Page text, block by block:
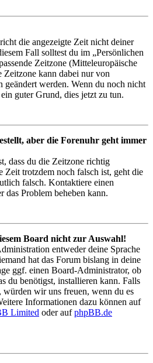
die angezeigte Zeit nicht deiner
Fall solltest du im „Persönlichen
Zeitzone (Mitteleuropäische
Zeitzone kann dabei nur von
geändert werden. Wenn du noch nicht
guter Grund, dies jetzt zu tun.
aber die Forenuhr geht immer
dass du die Zeitzone richtig
Zeit trotzdem noch falsch ist, geht die
falsch. Kontaktiere einen
das Problem beheben kann.
Board nicht zur Auswahl!
entweder deine Sprache
hat das Forum bislang in deine
ggf. einen Board-Administrator, ob
du benötigst, installieren kann. Falls
würden wir uns freuen, wenn du es
Informationen dazu können auf
Limited oder aufphpBB.de